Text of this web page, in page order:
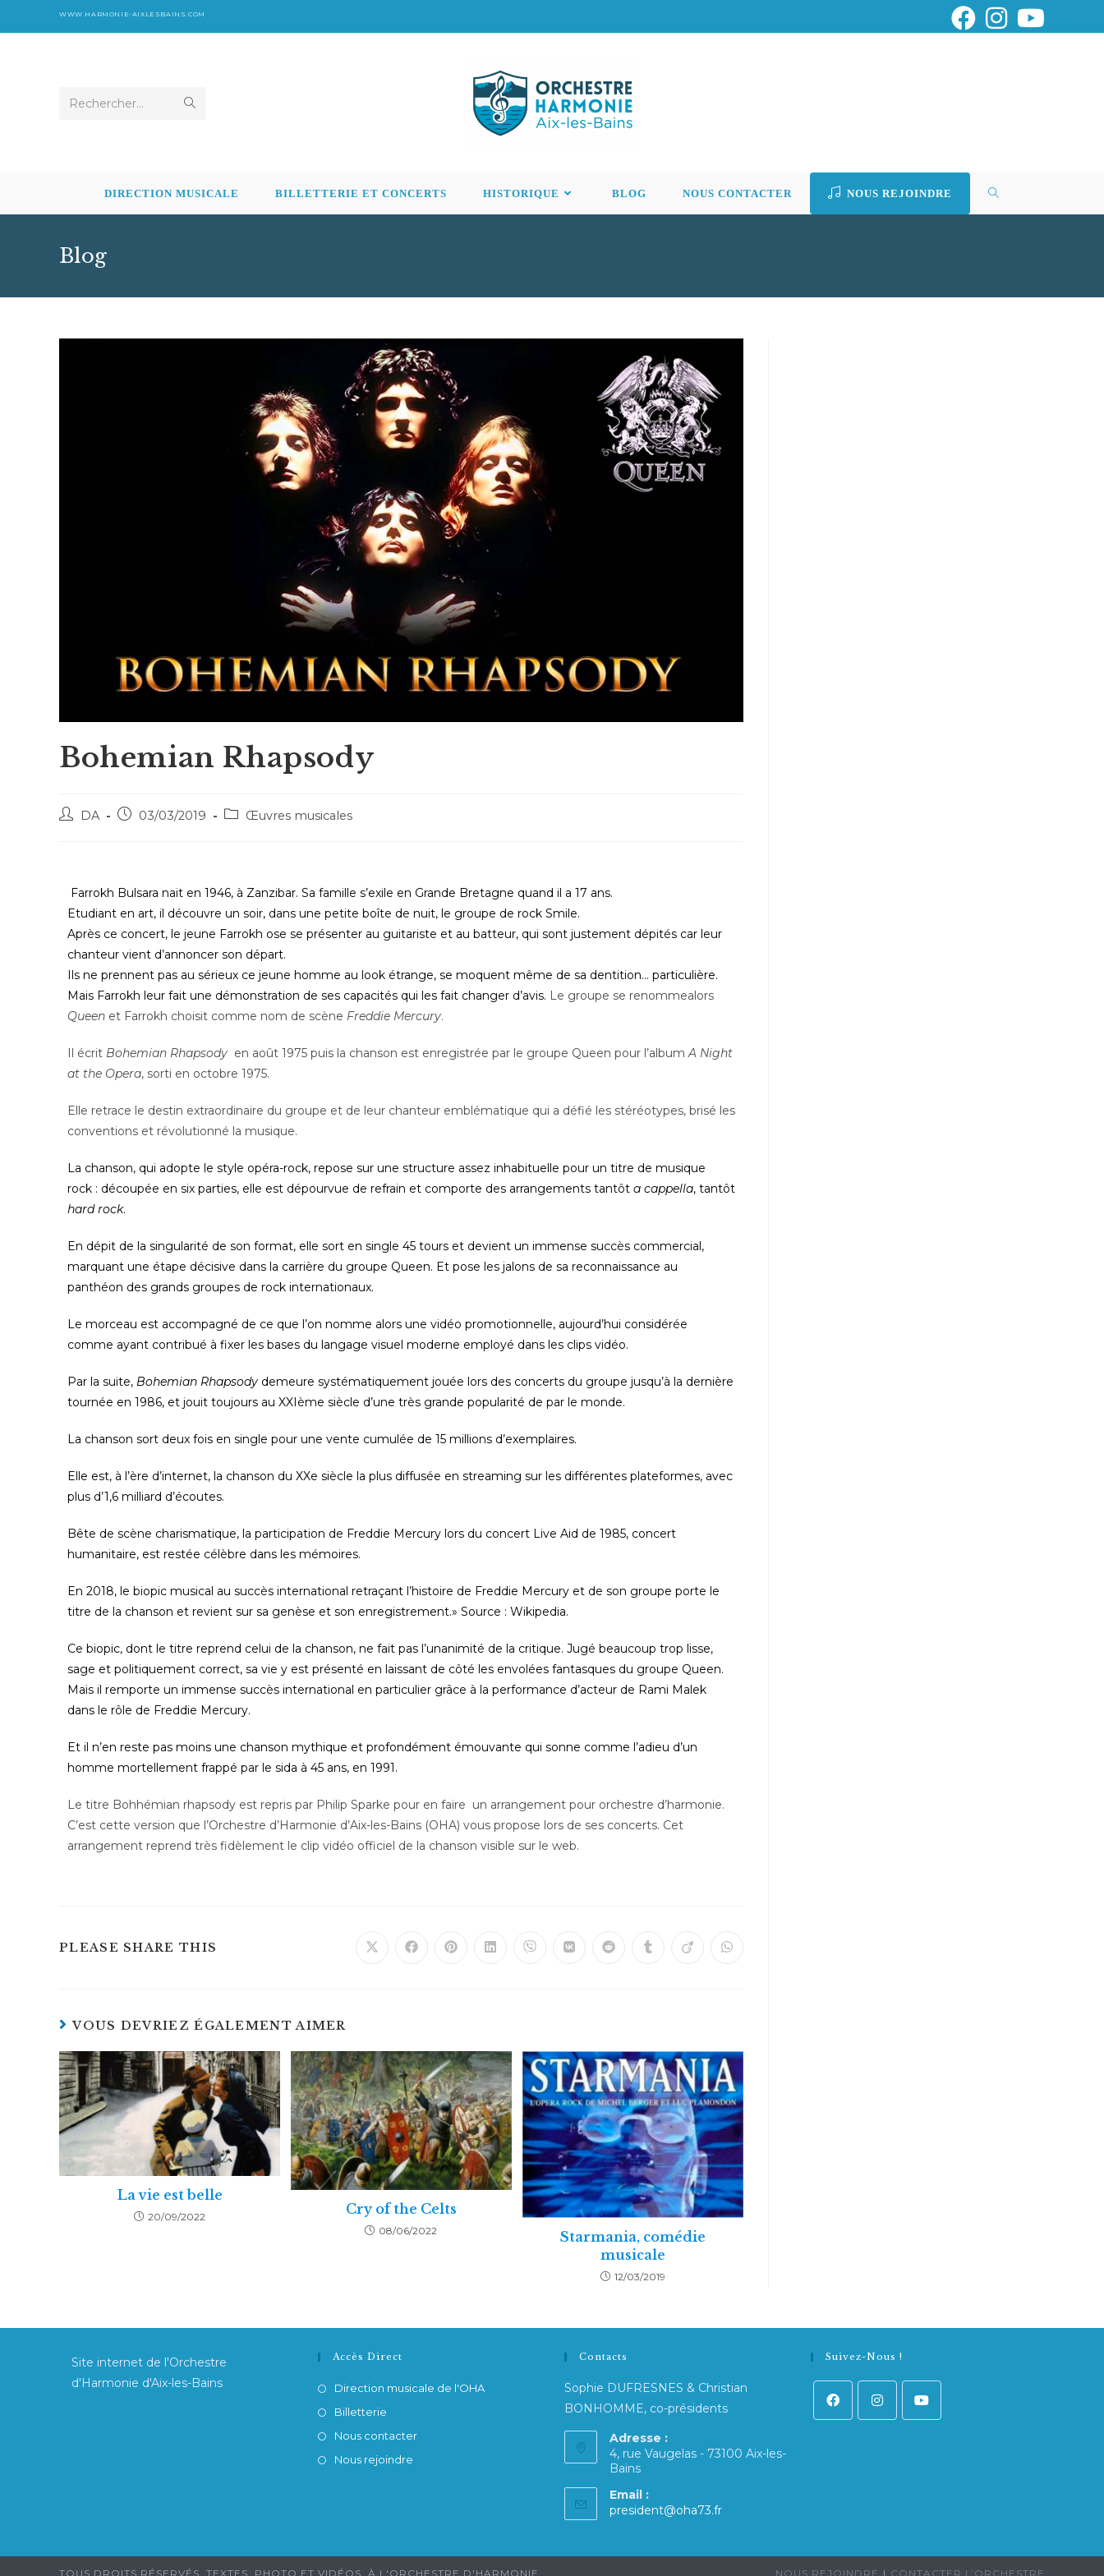
WWW.HARMONIE-AIXLESBAINS.COM
Rechercher…
DIRECTION MUSICALE BILLETTERIE ET CONCERTS HISTORIQUE BLOG NOUS CONTACTER NOUS REJOINDRE
Blog
Bohemian Rhapsody
DA 03/03/2019 Œuvres musicales
Farrokh Bulsara nait en 1946, à Zanzibar. Sa famille s’exile en Grande Bretagne quand il a 17 ans.
Etudiant en art, il découvre un soir, dans une petite boîte de nuit, le groupe de rock Smile.
Après ce concert, le jeune Farrokh ose se présenter au guitariste et au batteur, qui sont justement dépités car leur
chanteur vient d’annoncer son départ.
Ils ne prennent pas au sérieux ce jeune homme au look étrange, se moquent même de sa dentition… particulière.
Mais Farrokh leur fait une démonstration de ses capacités qui les fait changer d’avis. Le groupe se renommealors
Queen et Farrokh choisit comme nom de scène Freddie Mercury.
Il écrit Bohemian Rhapsody en août 1975 puis la chanson est enregistrée par le groupe Queen pour l’albumA Night
at the Opera, sorti en octobre 1975.
Elle retrace le destin extraordinaire du groupe et de leur chanteur emblématique qui a défié les stéréotypes, brisé les
conventions et révolutionné la musique.
La chanson, qui adopte le style opéra-rock, repose sur une structure assez inhabituelle pour un titre de musique
rock : découpée en six parties, elle est dépourvue de refrain et comporte des arrangements tantôt a cappella, tantôt
hard rock.
En dépit de la singularité de son format, elle sort en single 45 tours et devient un immense succès commercial,
marquant une étape décisive dans la carrière du groupe Queen. Et pose les jalons de sa reconnaissance au
panthéon des grands groupes de rock internationaux.
Le morceau est accompagné de ce que l’on nomme alors une vidéo promotionnelle, aujourd’hui considérée
comme ayant contribué à fixer les bases du langage visuel moderne employé dans les clips vidéo.
Par la suite, Bohemian Rhapsody demeure systématiquement jouée lors des concerts du groupe jusqu’à la dernière
tournée en 1986, et jouit toujours au XXIème siècle d’une très grande popularité de par le monde.
La chanson sort deux fois en single pour une vente cumulée de 15 millions d’exemplaires.
Elle est, à l’ère d’internet, la chanson du XXe siècle la plus diffusée en streaming sur les différentes plateformes, avec
plus d’1,6 milliard d’écoutes.
Bête de scène charismatique, la participation de Freddie Mercury lors du concert Live Aid de 1985, concert
humanitaire, est restée célèbre dans les mémoires.
En 2018, le biopic musical au succès international retraçant l’histoire de Freddie Mercury et de son groupe porte le
titre de la chanson et revient sur sa genèse et son enregistrement.» Source : Wikipedia.
Ce biopic, dont le titre reprend celui de la chanson, ne fait pas l’unanimité de la critique. Jugé beaucoup trop lisse,
sage et politiquement correct, sa vie y est présenté en laissant de côté les envolées fantasques du groupe Queen.
Mais il remporte un immense succès international en particulier grâce à la performance d’acteur de Rami Malek
dans le rôle de Freddie Mercury.
Et il n’en reste pas moins une chanson mythique et profondément émouvante qui sonne comme l’adieu d’un
homme mortellement frappé par le sida à 45 ans, en 1991.
Le titre Bohhémian rhapsody est repris par Philip Sparke pour en faire un arrangement pour orchestre d’harmonie.
C’est cette version que l’Orchestre d’Harmonie d’Aix-les-Bains (OHA) vous propose lors de ses concerts. Cet
arrangement reprend très fidèlement le clip vidéo officiel de la chanson visible sur le web.
PLEASE SHARE THIS
VOUS DEVRIEZ ÉGALEMENT AIMER
La vie est belle
20/09/2022 Cry of the Celts
08/06/2022
Starmania, comédie
musicale
12/03/2019
Site internet de l'Orchestre
d'Harmonie d'Aix-les-Bains
Accès Direct
Direction musicale de l'OHA
Billetterie
Nous contacter
Nous rejoindre
Contacts
Sophie DUFRESNES & Christian
BONHOMME, co-présidents
Adresse :
4, rue Vaugelas - 73100 Aix-les-
Bains
Email :
president@oha73.fr
Suivez-Nous !
NOUS REJOINDRE CONTACTER L’ORCHESTRE
TOUS DROITS RÉSERVÉS, TEXTES, PHOTO ET VIDÉOS, À L'ORCHESTRE D'HARMONIE